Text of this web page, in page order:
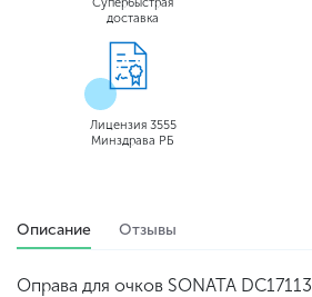
доставка
Лицензия 3555
Минздрава РБ
Описание Отзывы
Оправа для очков SONATA DC17113